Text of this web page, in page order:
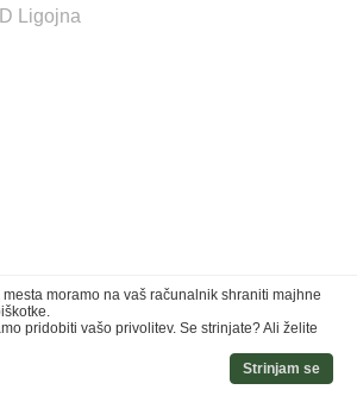
Ligojna
moramo na vaš računalnik shraniti majhne
pridobiti vašo privolitev. Se strinjate? Ali želite
Strinjam se